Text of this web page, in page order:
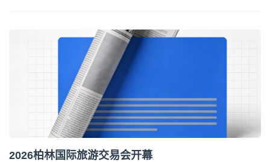
2026柏林国际旅游交易会开幕